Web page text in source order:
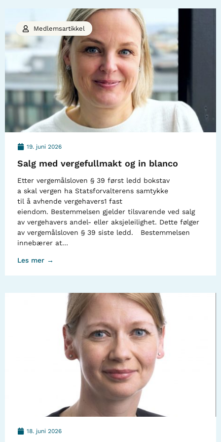
19. juni 2026
Salg med vergefullmakt og in blanco
Etter vergemålsloven § 39 først ledd bokstav
a skal vergen ha Statsforvalterens samtykke
til å avhende vergehavers1 fast
eiendom. Bestemmelsen gjelder tilsvarende ved salg
av vergehavers andel- eller aksjeleilighet. Dette følger
av vergemålsloven § 39 siste ledd. Bestemmelsen
innebærer at…
Les mer →
Medlemsartikkel
18. juni 2026